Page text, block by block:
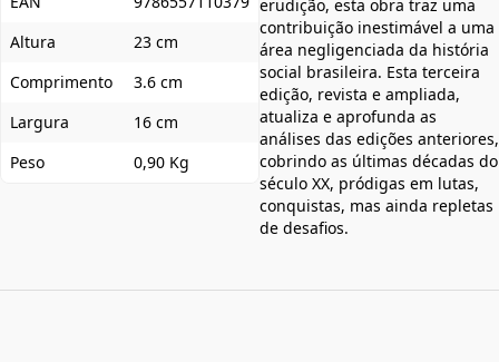
Altura
23 cm
Comprimento
3.6 cm
Largura
16 cm
Peso
0,90 Kg
erudição, esta obra traz uma
contribuição inestimável a uma
área negligenciada da história
social brasileira. Esta terceira
edição, revista e ampliada,
atualiza e aprofunda as
análises das edições anteriores,
cobrindo as últimas décadas do
século XX, pródigas em lutas,
conquistas, mas ainda repletas
de desafios.